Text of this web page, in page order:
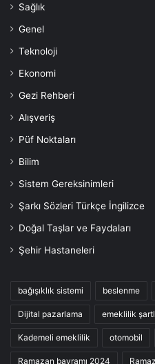
Sağlık
Genel
Teknoloji
Ekonomi
Gezi Rehberi
Alışveriş
Püf Noktaları
Bilim
Sistem Gereksinimleri
Şarkı Sözleri Türkçe İngilizce
Doğal Taşlar ve Faydaları
Şehir Hastaneleri
bağışıklık sistemi beslenme
Dijital pazarlama emeklilik
Kademeli emeklilik otomobil
Ramazan bayramı 2024